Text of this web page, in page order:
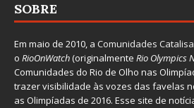
SOBRE
Em maio de 2010, a Comunidades
o RioOnWatch(originalmente Rio Olympics
Comunidades do Rio de Olho nas
trazer visibilidade às vozes das favelas
as Olimpíadas de 2016. Esse site de